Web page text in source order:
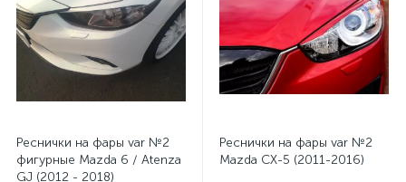
Реснички на фары var №2
фигурные Mazda 6 / Atenza
GJ (2012 - 2018)
Реснички на фары var №2
Mazda CX-5 (2011-2016)